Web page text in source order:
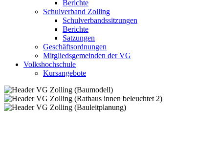
Berichte
Schulverband Zolling
Schulverbandssitzungen
Berichte
Satzungen
Geschäftsordnungen
Mitgliedsgemeinden der VG
Volkshochschule
Kursangebote